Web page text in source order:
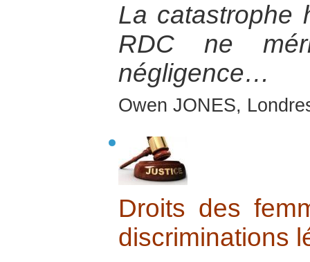
La catastrophe
RDC ne
négligence…
Owen JONES,
Droits des
discriminations